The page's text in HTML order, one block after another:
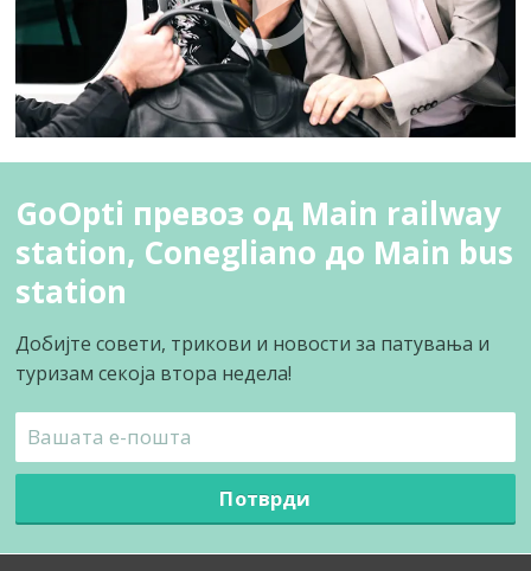
GoOpti превоз од Main railway
station, Conegliano до Main bus
station
Добијте совети, трикови и новости за патувања и
туризам секоја втора недела!
Потврди